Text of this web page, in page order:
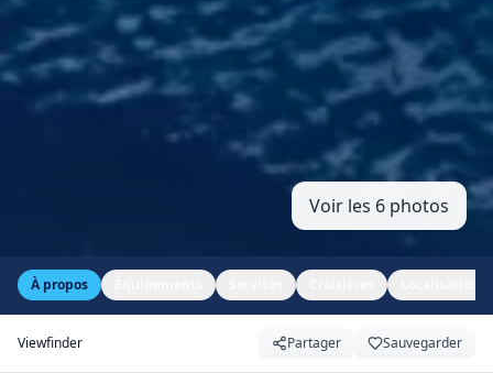
Voir les 6 photos
À propos
Viewfinder Partager Sauvegarder